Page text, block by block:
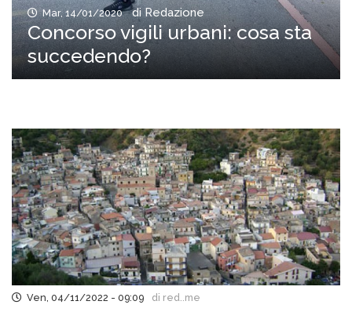
Mar, 14/01/2020 di Redazione
Concorso vigili urbani: cosa sta
succedendo?
Ven, 04/11/2022 - 09:09 di red..me